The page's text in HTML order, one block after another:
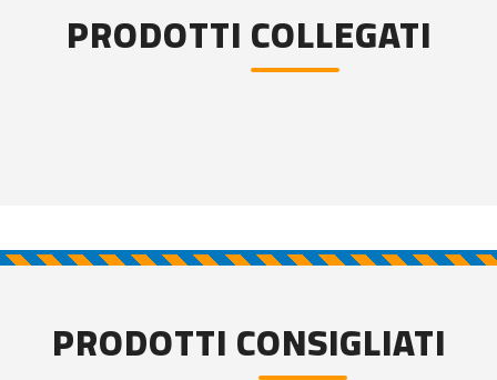
PRODOTTI COLLEGATI
PRODOTTI CONSIGLIATI